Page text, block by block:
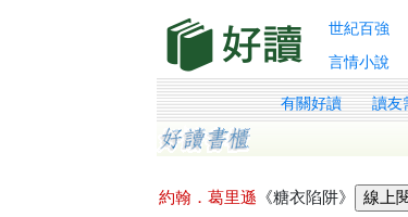
世紀百強
言情小說
有關好讀 讀友
約翰．葛里遜 《糖衣陷阱》